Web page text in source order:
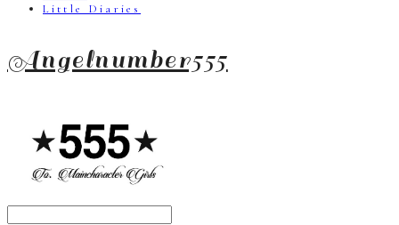
Little Diaries
Angelnumber555